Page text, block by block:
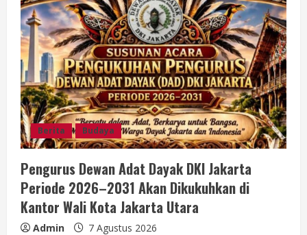
Berita Budaya
Pengurus Dewan Adat Dayak DKI Jakarta
Periode 2026–2031 Akan Dikukuhkan di
Kantor Wali Kota Jakarta Utara
Admin 7 Agustus 2026